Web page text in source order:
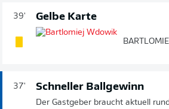
39' Gelbe Karte
37' Schneller Ballgewinn
Der Gastgeber braucht aktuell